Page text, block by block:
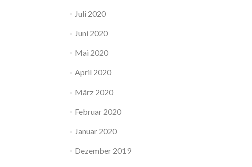
Juli 2020
Juni 2020
Mai 2020
April 2020
März 2020
Februar 2020
Januar 2020
Dezember 2019